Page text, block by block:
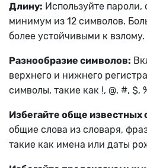
Длину: Используйте пароли,
минимум из 12 символов.
более устойчивыми к взлому.
Разнообразие символов:
верхнего и нижнего
символы, такие как !, @, #, $,
Избегайте обще известных
общие слова из словаря,
такие как имена или даты